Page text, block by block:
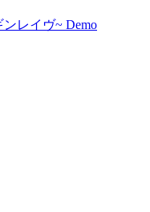
ンレイヴ~ Demo